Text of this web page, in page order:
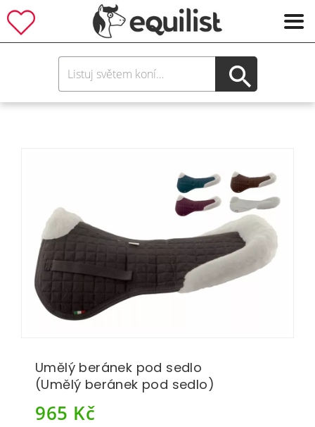
Umělý beránek pod sedlo
(Umělý beránek pod sedlo)
965 Kč